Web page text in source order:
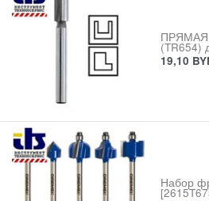
ПРЯМАЯ
(TR654)
19,10
Набор